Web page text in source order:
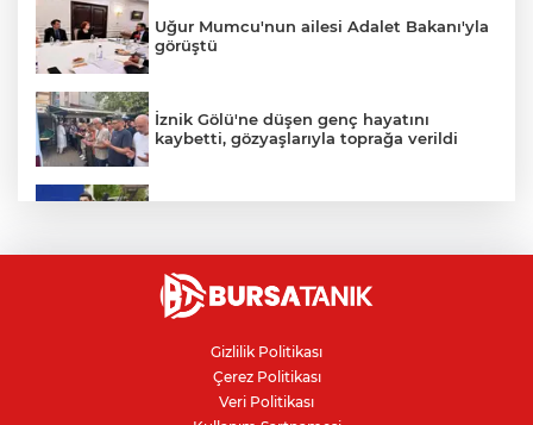
Uğur Mumcu'nun ailesi Adalet Bakanı'yla
görüştü
İznik Gölü'ne düşen genç hayatını
kaybetti, gözyaşlarıyla toprağa verildi
Bursa'da vatandaşa zorla hesap açtırıp
kara para aklayan çeteye operasyon
Benzine bu gece 1 TL 43 kuruş zam
bekleniyor
Gizlilik Politikası
Çerez Politikası
Veri Politikası